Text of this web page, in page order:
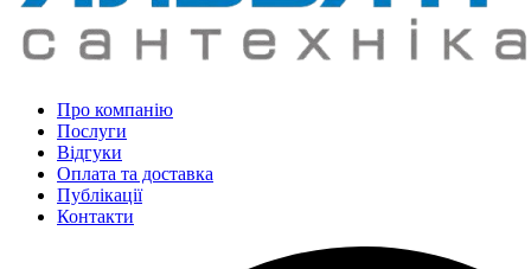
Про компанію
Послуги
Відгуки
Оплата та доставка
Публікації
Контакти